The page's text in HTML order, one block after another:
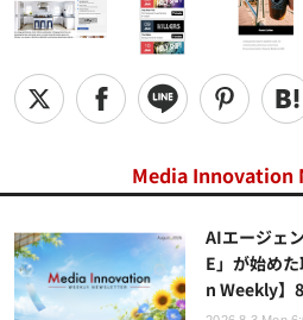
Media Innovation
AIエージェ
E」が始め
n Weekly】